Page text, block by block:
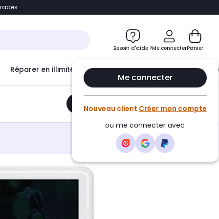
Accéder directement au chatbot
Besoin d'aide ?Me connecter
Me connecter
Nouveau client Créer mon compte
ou me connecter avec
Panier
Réparer en illimité avec Le Club Infinity
Ajouter au panier